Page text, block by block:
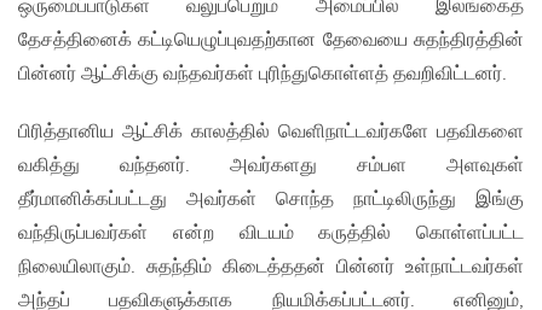
ஒருமைப்பாடுகள் வலுப்பெறும் அமைப்பில் இலங்கைத்
தேசத்தினைக் கட்டியெழுப்புவதற்கான தேவையை சுதந்திரத்தின்
பின்னர் ஆட்சிக்கு வந்தவர்கள் புரிந்துகொள்ளத் தவறிவிட்டனர்.
பிரித்தானிய ஆட்சிக் காலத்தில் வெளிநாட்டவர்களே பதவிகளை
வகித்து வந்தனர். அவர்களது சம்பள அளவுகள்
தீர்மானிக்கப்பட்டது அவர்கள் சொந்த நாட்டிலிருந்து இங்கு
வந்திருப்பவர்கள் என்ற விடயம் கருத்தில் கொள்ளப்பட்ட
நிலையிலாகும். சுதந்திம் கிடைத்ததன் பின்னர் உள்நாட்டவர்கள்
அந்தப் பதவிகளுக்காக நியமிக்கப்பட்டனர். எனினும்,